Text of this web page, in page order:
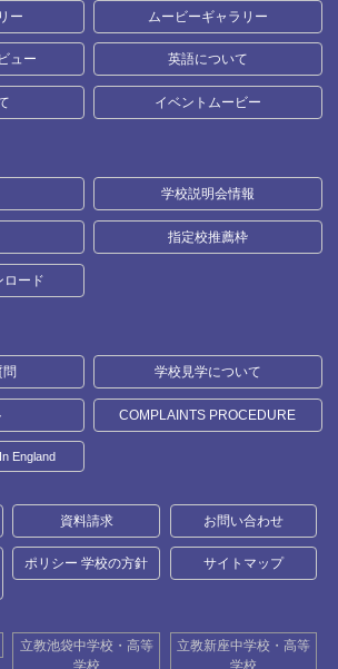
ー ムービーギャラリー
ュー 英語について
イベントムービー
学校説明会情報
指定校推薦枠
ロード
問 学校見学について
COMPLAINTS PROCEDURE
England
資料請求 お問い合わせ
ポリシー 学校の方針 サイトマップ
立教池袋中学校・高等
学校
立教新座中学校・高等
学校